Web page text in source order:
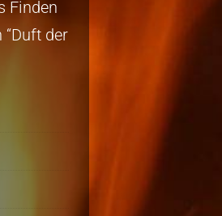
Finden
der